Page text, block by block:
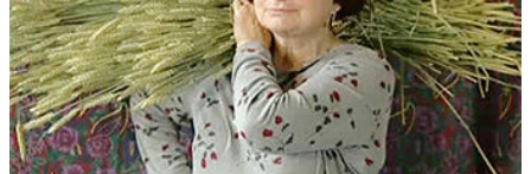
MOVING AHEAD
20:30 - 21:00
performance
FEBRUARI 2017